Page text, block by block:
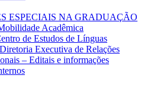
ESPECIAIS NA GRADUAÇÃO
Acadêmica
de Estudos de Línguas
Executiva de Relações
– Editais e informações